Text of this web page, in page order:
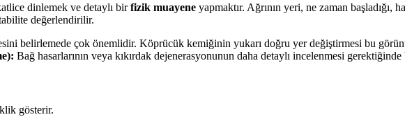
dinlemek ve detaylı birfizik muayene yapmaktır. Ağrının yeri, ne zaman
değerlendirilir.
belirlemede çok önemlidir. Köprücük kemiğinin yukarı doğru yer değiştirmesi bu
Bağ hasarlarının veya kıkırdak dejenerasyonunun daha detaylı incelenmesi
gösterir.